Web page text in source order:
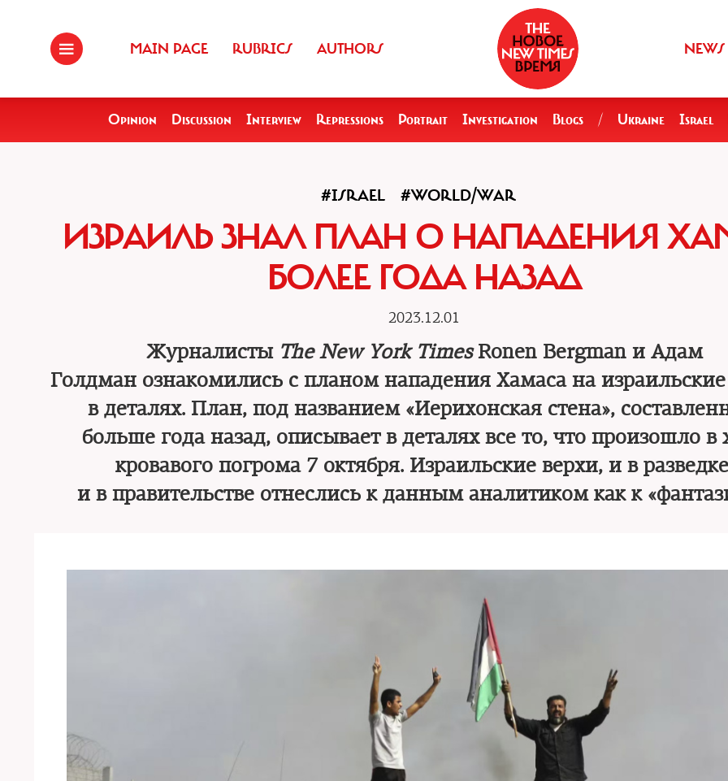
MAIN PAGE RUBRICS AUTHORS NEWS
Opinion Discussion Interview Repressions Portrait Investigation Blogs / Ukraine Israel
#ISRAEL #WORLD/WAR
ИЗРАИЛЬ ЗНАЛ ПЛАН О НАПАДЕНИЯ
БОЛЕЕ ГОДА НАЗАД
2023.12.01
Журналисты The New York TimesRonen Bergman и Адам
Голдман ознакомились с планом нападения Хамаса на израильские
в деталях. План, под названием «Иерихонская стена»,
больше года назад, описывает в деталях все то, что произошло в
кровавого погрома 7 октября. Израильские верхи, и в
и в правительстве отнеслись к данным аналитиком как к